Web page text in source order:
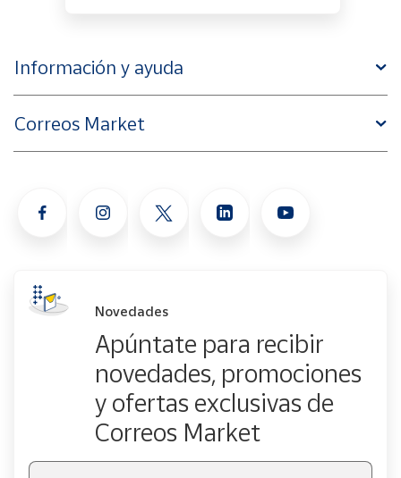
Información y ayuda
Correos Market
Novedades
Apúntate para recibir
novedades, promociones
y ofertas exclusivas de
Correos Market